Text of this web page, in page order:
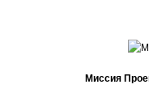
Миссия